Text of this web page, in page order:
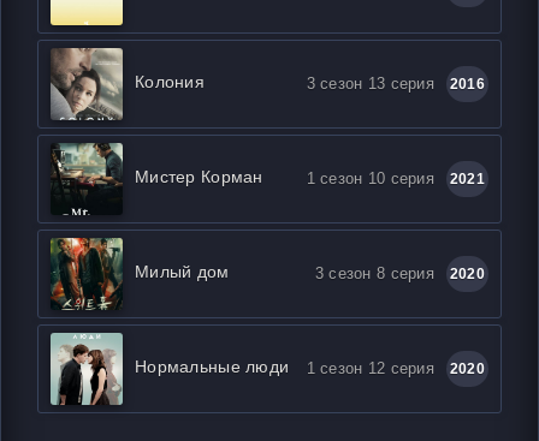
Колония 3 сезон 13 серия 2016
Мистер Корман 1 сезон 10 серия 2021
Милый дом 3 сезон 8 серия 2020
Нормальные люди 1 сезон 12 серия 2020